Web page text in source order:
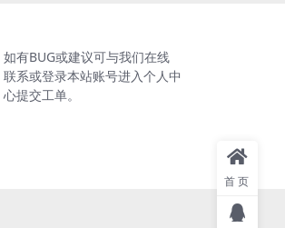
如有BUG或建议可与我们在线
联系或登录本站账号进入个人中
心提交工单。
首页